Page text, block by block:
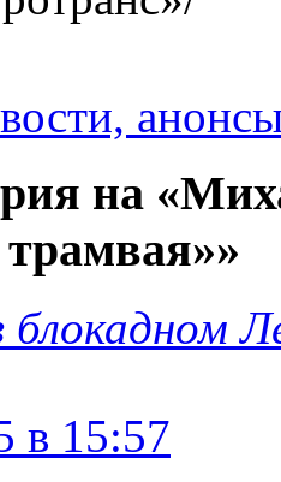
на
блокадном
в 15:57